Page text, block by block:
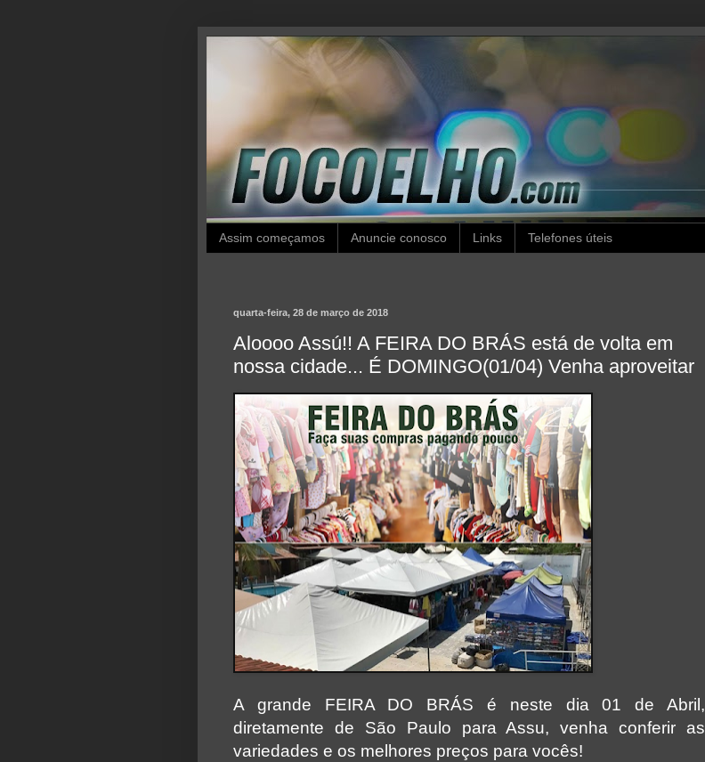
Assim começamos Anuncie conosco Links Telefones úteis
quarta-feira, 28 de março de 2018
Aloooo Assú!! A FEIRA DO BRÁS está de volta em
nossa cidade... É DOMINGO(01/04) Venha aproveitar
A grande FEIRA DO BRÁS é neste dia 01 de Abril,
diretamente de São Paulo para Assu, venha conferir as
variedades e os melhores preços para vocês!